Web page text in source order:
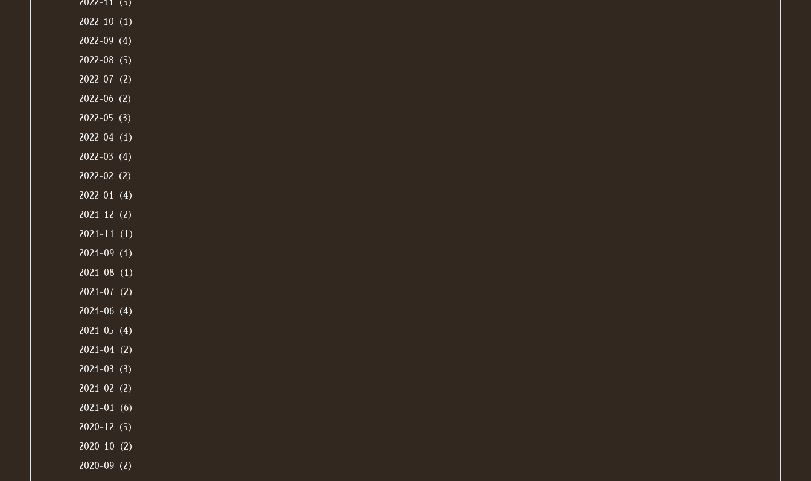
2022-11（5）
2022-10（1）
2022-09（4）
2022-08（5）
2022-07（2）
2022-06（2）
2022-05（3）
2022-04（1）
2022-03（4）
2022-02（2）
2022-01（4）
2021-12（2）
2021-11（1）
2021-09（1）
2021-08（1）
2021-07（2）
2021-06（4）
2021-05（4）
2021-04（2）
2021-03（3）
2021-02（2）
2021-01（6）
2020-12（5）
2020-10（2）
2020-09（2）